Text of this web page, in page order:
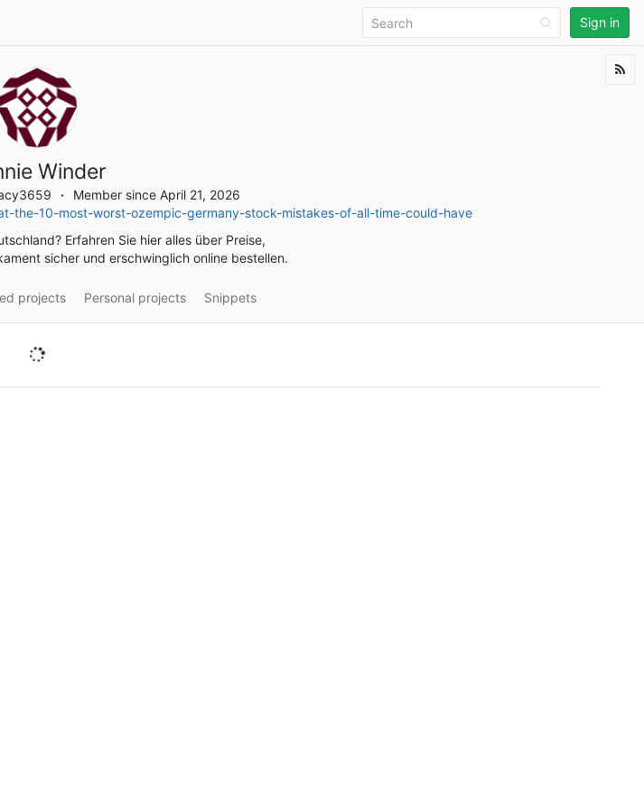
Sign in
Winder
Member since April 21, 2026
the-10-most-worst-ozempic-germany-stock-mistakes-of-all-time-could-have
Erfahren Sie hier alles über Preise,
sicher und erschwinglich online bestellen.
projects Personal projects Snippets